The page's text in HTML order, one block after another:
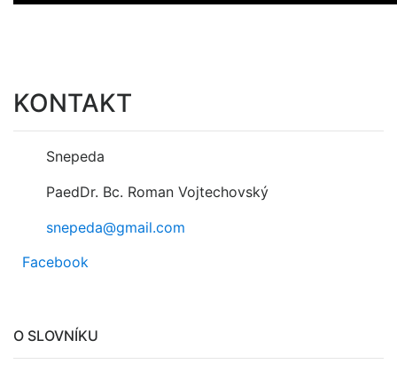
KONTAKT
Snepeda
PaedDr. Bc. Roman Vojtechovský
snepeda@gmail.com
Facebook
O SLOVNÍKU